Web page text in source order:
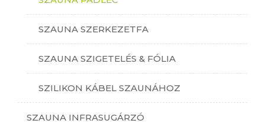
SZAUNA SZERKEZETFA
SZAUNA SZIGETELÉS & FÓLIA
SZILIKON KÁBEL SZAUNÁHOZ
SZAUNA INFRASUGÁRZÓ